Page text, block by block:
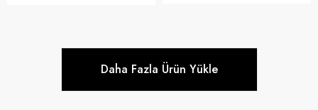
Daha Fazla Ürün Yükle